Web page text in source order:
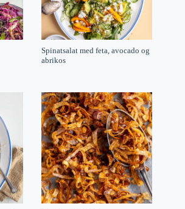
Spinatsalat med feta, avocado og
abrikos